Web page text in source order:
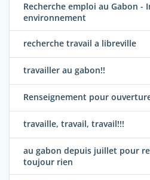
Recherche emploi au Gabon -
environnement
recherche travail a libreville
travailler au gabon!!
Renseignement pour
travaille, travail, travail!!!
au gabon depuis juillet pour
toujour rien